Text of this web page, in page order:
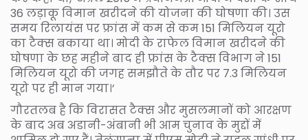
36 लड़ाकू विमान खरीदने की योजना की घोषणा की। उस
समय रिलायंस पर फ्रांस में कम से कम 151 मिलियन यूरो
का टैक्स बकाया था। मोदी के राफेल विमान खरीदने की
घोषणा के छह महीने बाद ही फ्रांस के टैक्स विभाग ने 151
मिलियन यूरो की जगह समझौते के तौर पर 7.3 मिलियन
यूरो पर ही मान गया।’
गौरतलब है कि विरासत टैक्स और मुसलमानों को आरक्षण
के बाद अब अडानी-अंबानी भी आम चुनाव के मुद्दों में